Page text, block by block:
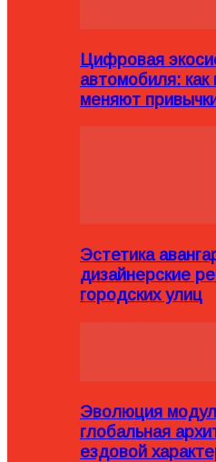
Цифровая
автомобиля:
меняют
Эстетика
дизайнерские
городских улиц
Эволюция
глобальная
ездовой